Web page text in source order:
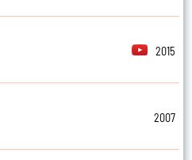
2015
2007